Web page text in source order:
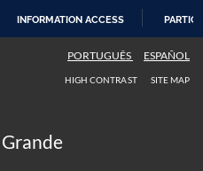
INFORMATION ACCESS
PORTUGUÊS ESPAÑOL
HIGH CONTRAST SITE MAP